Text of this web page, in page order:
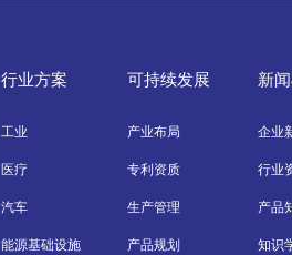
行业方案
工业
医疗
汽车
能源基础设施
可持续发展
产业布局
专利资质
生产管理
产品规划
新
企业
行业
产品
知识